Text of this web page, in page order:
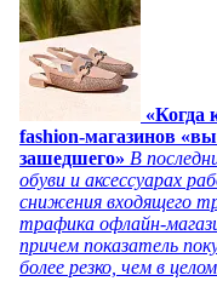
«Когда
fashion-магазинов
зашедшего» В
обуви и аксессуарах
снижения входящего
трафика офлайн-
причем показатель
более резко, чем в